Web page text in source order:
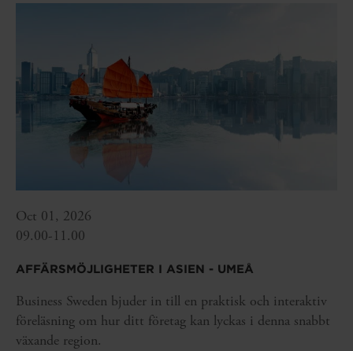
Oct 01, 2026
09.00-11.00
AFFÄRSMÖJLIGHETER I ASIEN - UMEÅ
Business Sweden bjuder in till en praktisk och interaktiv
föreläsning om hur ditt företag kan lyckas i denna snabbt
växande region.